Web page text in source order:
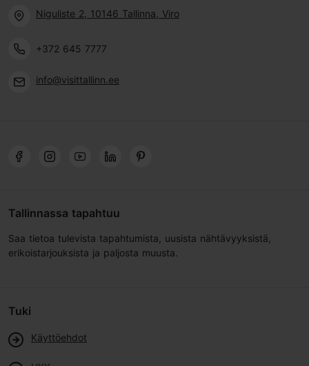
Niguliste 2, 10146 Tallinna, Viro
+372 645 7777
info@visittallinn.ee
Tallinnassa tapahtuu
Saa tietoa tulevista tapahtumista, uusista nähtävyyksistä,
erikoistarjouksista ja paljosta muusta.
Tuki
Käyttöehdot